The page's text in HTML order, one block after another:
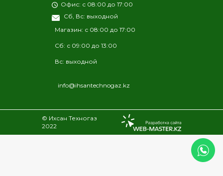
Офис: с 08:00 до 17:00
Сб, Вс: выходной
Магазин: с 08:00 до 17:00
Сб: с 09:00 до 13:00
Вс: выходной
info@ihsantechnogaz.kz
© Ихсан Техногаз
2022